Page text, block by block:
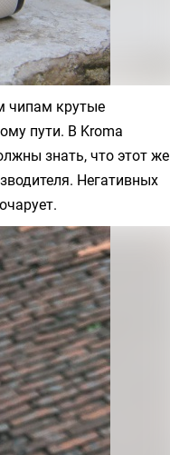
чипам крутые
пути. В Kroma
знать, что этот же
Негативных